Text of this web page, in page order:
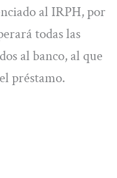
al IRPH, por
todas las
al banco, al que
préstamo.